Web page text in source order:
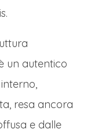
un autentico
resa ancora
e dalle